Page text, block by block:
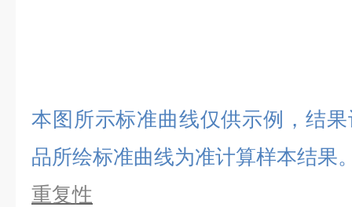
本图所示标准曲线仅供示例，结
品所绘标准曲线为准计算样本结果
重复性